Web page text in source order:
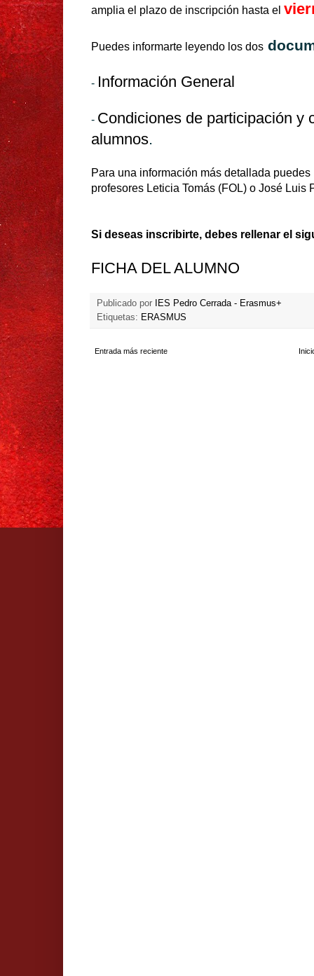
amplia el plazo de inscripción hasta el
Puedes informarte leyendo los dos
- Información General
- Condiciones de participación y
alumnos.
Para una información más detallada
profesores Leticia Tomás (FOL) o José Luis
Si deseas inscribirte, debes rellenar el
FICHA DEL ALUMNO
Publicado por
IES Pedro Cerrada - Erasmus+
Etiquetas: ERASMUS
Entrada más reciente